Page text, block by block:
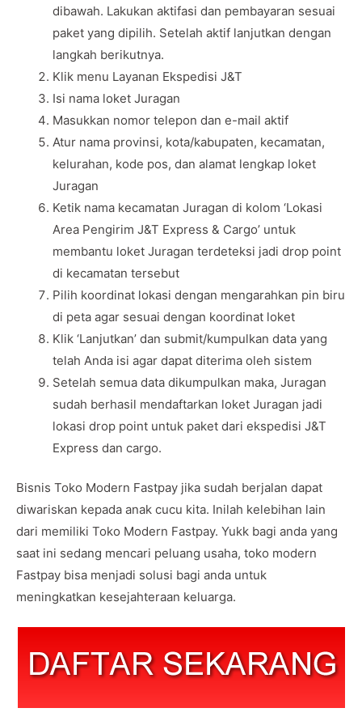
dibawah. Lakukan aktifasi dan pembayaran sesuai
paket yang dipilih. Setelah aktif lanjutkan dengan
langkah berikutnya.
Klik menu Layanan Ekspedisi J&T
Isi nama loket Juragan
Masukkan nomor telepon dan e-mail aktif
Atur nama provinsi, kota/kabupaten, kecamatan,
kelurahan, kode pos, dan alamat lengkap loket
Juragan
Ketik nama kecamatan Juragan di kolom ‘Lokasi
Area Pengirim J&T Express & Cargo’ untuk
membantu loket Juragan terdeteksi jadi drop point
di kecamatan tersebut
Pilih koordinat lokasi dengan mengarahkan pin biru
di peta agar sesuai dengan koordinat loket
Klik ‘Lanjutkan’ dan submit/kumpulkan data yang
telah Anda isi agar dapat diterima oleh sistem
Setelah semua data dikumpulkan maka, Juragan
sudah berhasil mendaftarkan loket Juragan jadi
lokasi drop point untuk paket dari ekspedisi J&T
Express dan cargo.
Bisnis Toko Modern Fastpay jika sudah berjalan dapat
diwariskan kepada anak cucu kita. Inilah kelebihan lain
dari memiliki Toko Modern Fastpay. Yukk bagi anda yang
saat ini sedang mencari peluang usaha, toko modern
Fastpay bisa menjadi solusi bagi anda untuk
meningkatkan kesejahteraan keluarga.